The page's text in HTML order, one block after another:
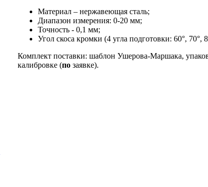
Материал – нержавеющая сталь;
Диапазон измерения: 0-20 мм;
Точность - 0,1 мм;
Угол скоса кромки (4 угла подготовки: 60°, 70°,
Комплект поставки: шаблон Ушерова-Маршака,
калибровке (по заявке).